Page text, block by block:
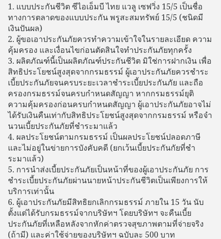
1. แบบประกันชีวิต ซีไอเอ็มบี ไทย แวลู เซฟวิ่ง 15/5 เป็นชื่อ
ทางการตลาดของแบบประกัน พรูสะสมทรัพย์ 15/5 (ชนิดมี
เงินปันผล)
2. ผู้ขอเอาประกันภัยควรทําความเข้าใจในรายละเอียด ความ
คุ้มครอง และเงื่อนไขก่อนตัดสินใจทําประกันภัยทุกครั้ง
3. ผลิตภัณฑ์นี้เป็นผลิตภัณฑ์ประกันชีวิต มิใช่การฝากเงิน เพื่อ
สิทธิประโยชน์สูงสุดจากกรมธรรม์ ผู้เอาประกันภัยควรชําระ
เบี้ยประกันภัยจนครบระยะเวลาชําระเบี้ยประกันภัย และถือ
ครองกรมธรรม์จนครบกําหนดสัญญา หากกรมธรรม์ยุติ
ความคุ้มครองก่อนครบกําหนดสัญญา ผู้เอาประกันภัยอาจไม่
ได้รับเงินคืนเท่ากับสิทธิประโยชน์สูงสุดจากกรมธรรม์ หรือจํา
นวนเบี้ยประกันภัยที่ชําระมาแล้ว
4. ผลประโยชน์ตามกรมธรรม์ เป็นผลประโยชน์ปลอดภาษี
และไม่อยู่ในข่ายการบังคับคดี (ยกเว้นเบี้ยประกันกัยที่ชํา
ระมาแล้ว)
5. การนําส่งเบี้ยประกันภัยเป็นหน้าที่ของผู้เอาประกันภัย การ
ชําระเบี้ยประกันภัยผ่านนายหน้าประกันชีวิตเป็นเพียงการให้
บริการเท่านั้น
6. ผู้เอาประกันภัยมีสิทธิยกเลิกกรมธรรม์ ภายใน 15 วัน นับ
ตั้งแต่ได้รับกรมธรรม์จากบริษัทฯ โดยบริษัทฯ จะคืนเบี้ย
ประกันภัยที่เหลือหลังจากหักค่าตรวจสุขภาพตามที่จ่ายจริง
(ถ้ามี) และค่าใช้จ่ายของบริษัทฯ ฉบับละ 500 บาท